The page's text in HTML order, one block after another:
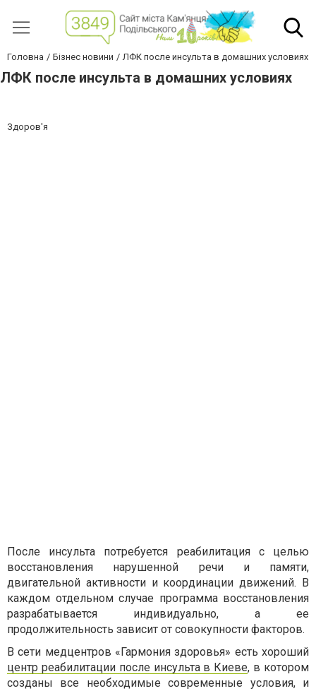
Головна Бізнес новини ЛФК после инсульта в домашних условиях
ЛФК после инсульта в домашних условиях
Здоров'я
После инсульта потребуется реабилитация с целью
восстановления нарушенной речи и памяти,
двигательной активности и координации движений. В
каждом отдельном случае программа восстановления
разрабатывается индивидуально, а ее
продолжительность зависит от совокупности факторов.
В сети медцентров «Гармония здоровья» есть хороший
центр реабилитации после инсульта в Киеве, в котором
созданы все необходимые современные условия, и